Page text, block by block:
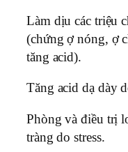
Làm dịu các triệu
(chứng ợ nóng, ợ
tăng acid).
Tăng acid dạ dày
Phòng và điều trị
tràng do stress.